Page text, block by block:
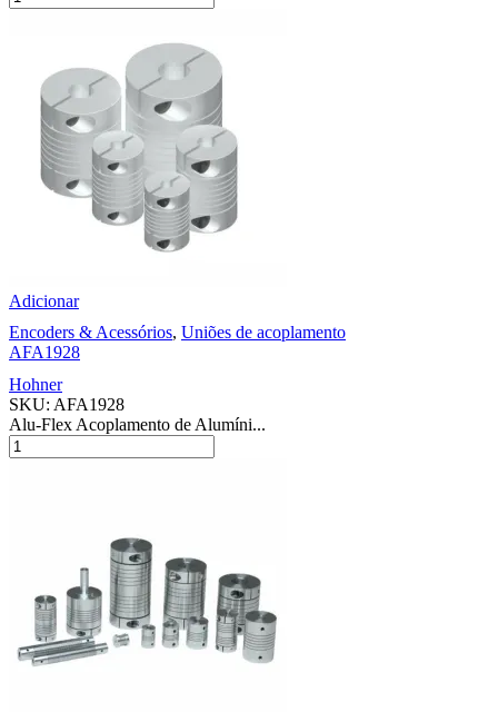
Adicionar
Encoders & Acessórios, Uniões de acoplamento
AFA1928
Hohner
SKU: AFA1928
Alu-Flex Acoplamento de Alumíni...